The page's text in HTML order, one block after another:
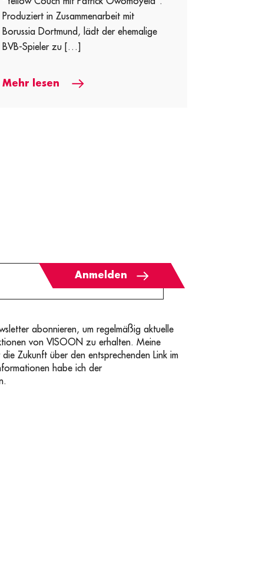
Produziert in Zusammenarbeit mit
Borussia Dortmund, lädt der ehemalige
BVB-Spieler zu […]
Mehr lesen
abonnieren, um regelmäßig aktuelle
von VISOON zu erhalten. Meine
Zukunft über den entsprechenden Link im
habe ich der
Anmelden